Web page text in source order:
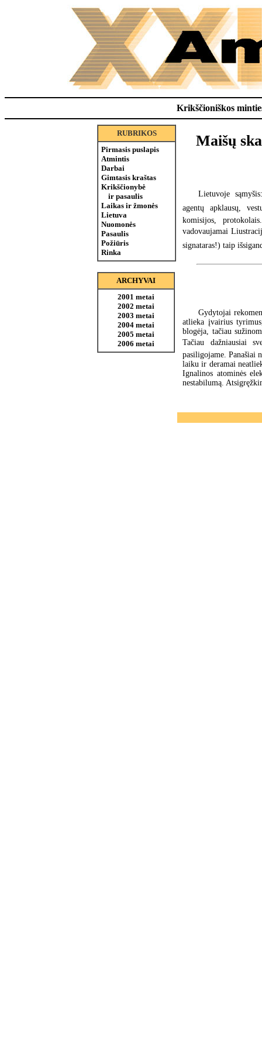
Krikščioniškos
RUBRIKOS
Pirmasis puslapis
Atmintis
Darbai
Gimtasis kraštas
Krikščionybė
ir pasaulis
Laikas ir žmonės
Lietuva
Nuomonės
Pasaulis
Požiūris
Rinka
ARCHYVAI
2001 metai
2002 metai
2003 metai
2004 metai
2005 metai
2006 metai
Maišų
Lietuvoje 
agentų apklausų,
komisijos,
vadovaujamai
signataras!) taip
Gydytojai
atlieka įvairius
blogėja, tačiau
Tačiau dažniausiai
pasiligojame. Panašiai
laiku ir deramai
Ignalinos atominės
nestabilumą.